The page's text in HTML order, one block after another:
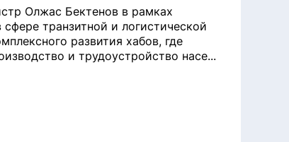
Олжас Бектенов в рамках
транзитной и логистической
развития хабов, где
и трудоустройство насе...